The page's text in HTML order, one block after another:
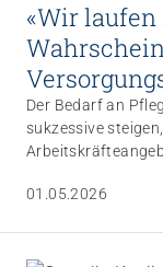
«Wir
Der Bedarf an
sukzessive
01.05.2026